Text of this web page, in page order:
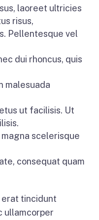
laoreet ultricies
risus,
Pellentesque vel
dui rhoncus, quis
malesuada
ut facilisis. Ut
scelerisque
consequat quam
tincidunt
ullamcorper